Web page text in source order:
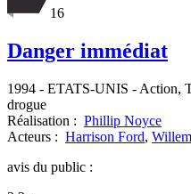
16
Danger immédiat
1994 - ETATS-UNIS - Action,
drogue
Réalisation : Phillip Noyce
Acteurs : Harrison Ford,
avis du public :